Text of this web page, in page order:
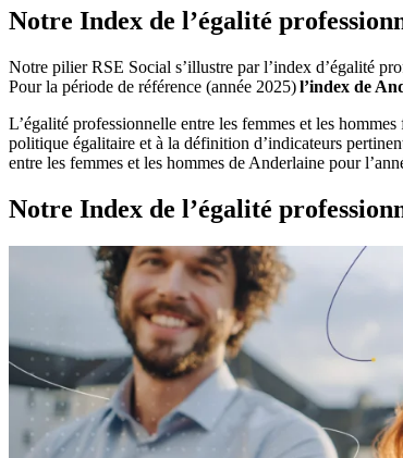
Notre Index de l’égalité
Notre pilier RSE Social s’illustre par l’index d’égalité
Pour la période de référence (année 2025)l’index de
L’égalité professionnelle entre les femmes et les
politique égalitaire et à la définition d’indicateurs
entre les femmes et les hommes de Anderlaine pour
Notre Index de l’égalité